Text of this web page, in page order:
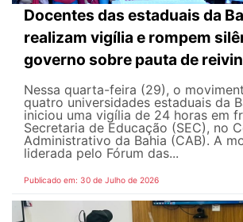
Docentes das estaduais da
realizam vigília e rompem
governo sobre pauta de
Nessa quarta-feira (29), o
quatro universidades estaduais da
iniciou uma vigília de 24 horas em
Secretaria de Educação (SEC), no
Administrativo da Bahia (CAB). A
liderada pelo Fórum das...
Publicado em: 30 de Julho de 2026